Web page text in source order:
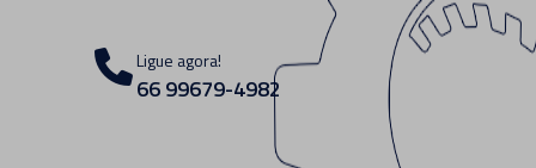
Ligue agora!
66 99679-4982